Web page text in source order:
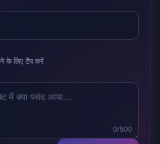
के लिए टैप करें
0/500